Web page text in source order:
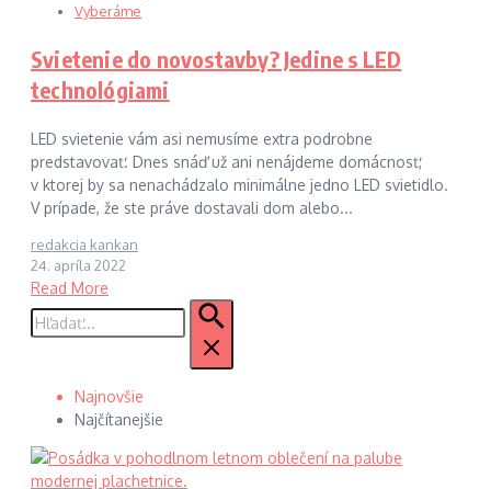
Vyberáme
Svietenie do novostavby? Jedine s LED
technológiami
LED svietenie vám asi nemusíme extra podrobne
predstavovať. Dnes snáď už ani nenájdeme domácnosť,
v ktorej by sa nenachádzalo minimálne jedno LED svietidlo.
V prípade, že ste práve dostavali dom alebo...
redakcia kankan
24. apríla 2022
Read More
Hľadať:
Najnovšie
Najčítanejšie